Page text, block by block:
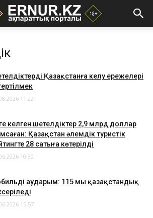
Қазақстанға келу ережелері
11:22
келген шетелдіктер 2,9 млрд доллар
Қазақстан әлемдік туристік
28 сатыға көтерілді
10:30
аударым: 115 мың қазақстандық
15:57